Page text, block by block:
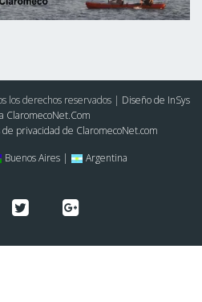
los derechos reservados | Diseño de InSys
ClaromecoNet.Com
de privacidad de ClaromecoNet.com
Buenos Aires | Argentina